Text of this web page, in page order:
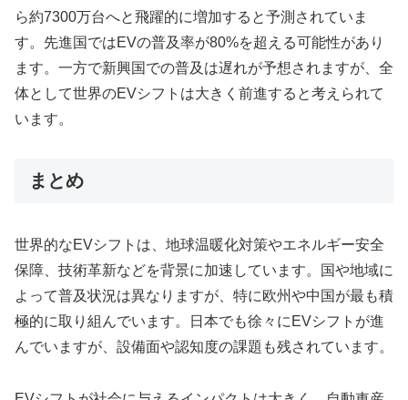
ら約7300万台へと飛躍的に増加すると予測されていま
す。先進国ではEVの普及率が80%を超える可能性があり
ます。一方で新興国での普及は遅れが予想されますが、全
体として世界のEVシフトは大きく前進すると考えられて
います。
まとめ
世界的なEVシフトは、地球温暖化対策やエネルギー安全
保障、技術革新などを背景に加速しています。国や地域に
よって普及状況は異なりますが、特に欧州や中国が最も積
極的に取り組んでいます。日本でも徐々にEVシフトが進
んでいますが、設備面や認知度の課題も残されています。